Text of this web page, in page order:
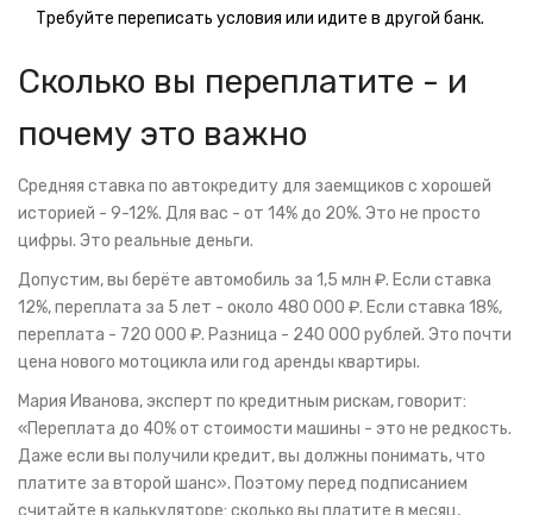
Требуйте переписать условия или идите в другой банк.
Сколько вы переплатите - и
почему это важно
Средняя ставка по автокредиту для заемщиков с хорошей
историей - 9-12%. Для вас - от 14% до 20%. Это не просто
цифры. Это реальные деньги.
Допустим, вы берёте автомобиль за 1,5 млн ₽. Если ставка
12%, переплата за 5 лет - около 480 000 ₽. Если ставка 18%,
переплата - 720 000 ₽. Разница - 240 000 рублей. Это почти
цена нового мотоцикла или год аренды квартиры.
Мария Иванова, эксперт по кредитным рискам, говорит:
«Переплата до 40% от стоимости машины - это не редкость.
Даже если вы получили кредит, вы должны понимать, что
платите за второй шанс». Поэтому перед подписанием